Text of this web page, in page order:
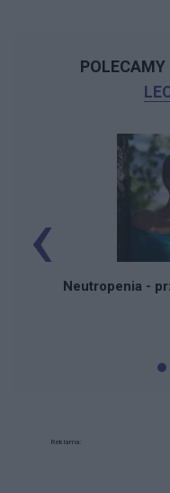
POLECAMY
Neutropenia -
‹
Reklama: